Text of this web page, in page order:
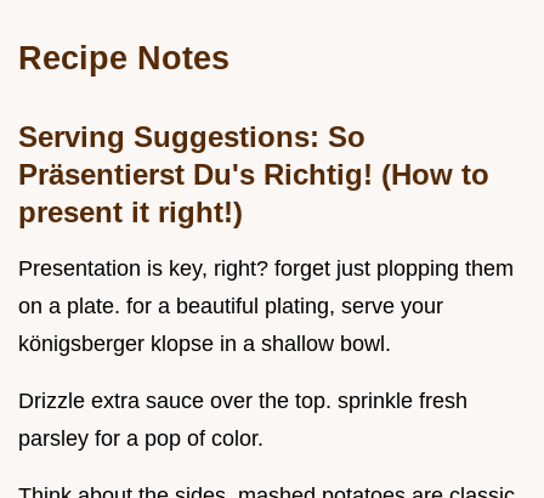
Recipe Notes
Serving Suggestions: So
Präsentierst Du's Richtig! (How to
present it right!)
Presentation is key, right? forget just plopping them
on a plate. for a beautiful plating, serve your
königsberger klopse in a shallow bowl.
Drizzle extra sauce over the top. sprinkle fresh
parsley for a pop of color.